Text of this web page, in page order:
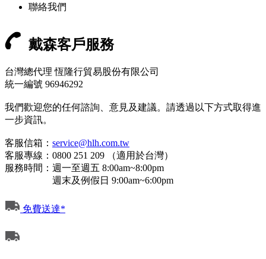
聯絡我們
戴森客戶服務
台灣總代理 恆隆行貿易股份有限公司
統一編號 96946292
我們歡迎您的任何諮詢、意見及建議。請透過以下方式取得進
一步資訊。
客服信箱： service@hlh.com.tw
客服專線：0800 251 209 （適用於台灣）
服務時間：週一至週五 8:00am~8:00pm
週末及例假日 9:00am~6:00pm
免費送達*